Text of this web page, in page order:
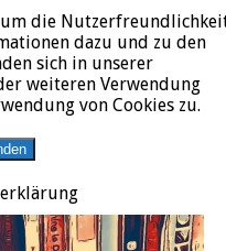
IMPRESSUM ÜBER JURALIT
Literatur
um die
dazu und zu den
sich in unserer
weiteren Verwendung
von Cookies zu.